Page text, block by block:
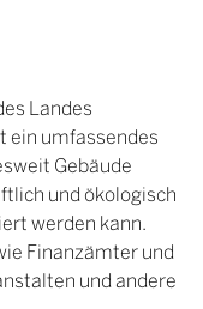
Herne-
Landes
ein umfassendes
Gebäude
und ökologisch
werden kann.
Finanzämter und
und andere